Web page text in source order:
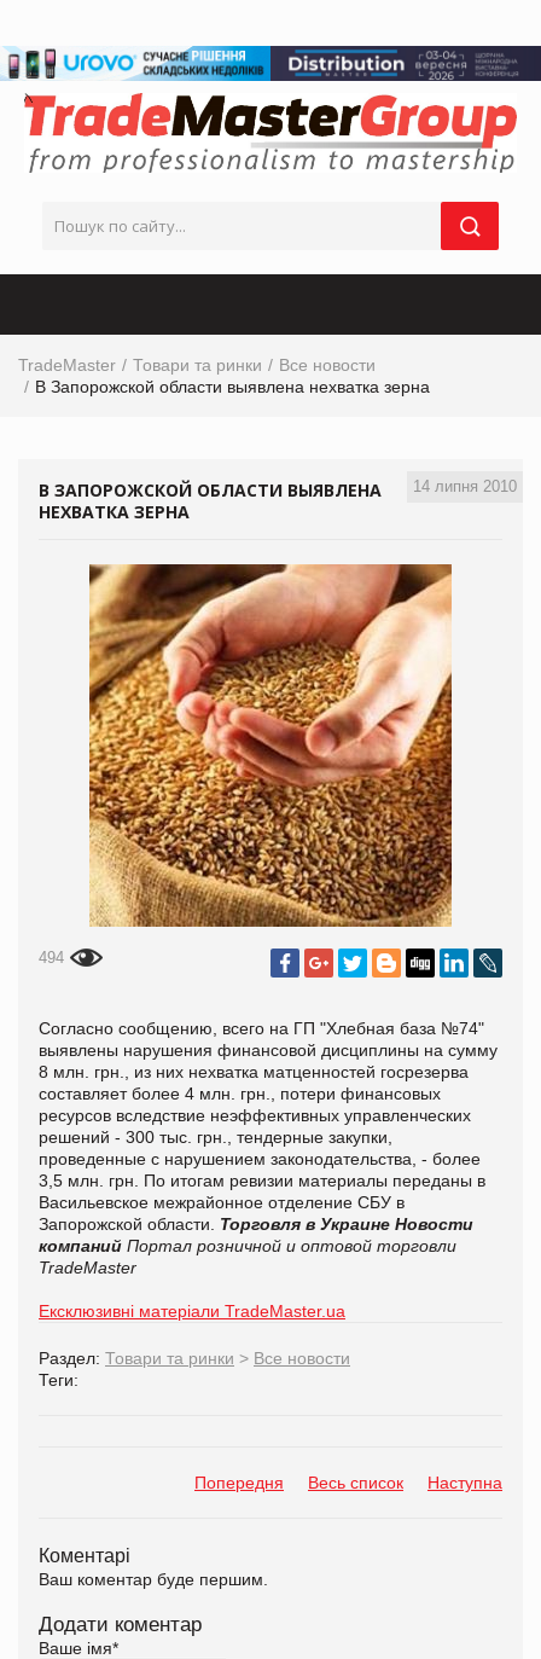
TradeMaster Товари та ринки
Все новости
В Запорожской области выявлена нехватка зерна
14 липня 2010
В ЗАПОРОЖСКОЙ ОБЛАСТИ ВЫЯВЛЕНА
НЕХВАТКА ЗЕРНА
494
Согласно сообщению, всего на ГП "Хлебная база №74"
выявлены нарушения финансовой дисциплины на сумму
8 млн. грн., из них нехватка матценностей госрезерва
составляет более 4 млн. грн., потери финансовых
ресурсов вследствие неэффективных управленческих
решений - 300 тыс. грн., тендерные закупки,
проведенные с нарушением законодательства, - более
3,5 млн. грн. По итогам ревизии материалы переданы в
Васильевское межрайонное отделение СБУ в
Запорожской области. Торговля в Украине Новости
компаний Портал розничной и оптовой торговли
TradeMaster
Ексклюзивні матеріали TradeMaster.ua
Раздел: Товари та ринки > Все новости
Теги:
Попередня Весь список Наступна
Коментарі
Ваш коментар буде першим.
Додати коментар
Ваше імя*